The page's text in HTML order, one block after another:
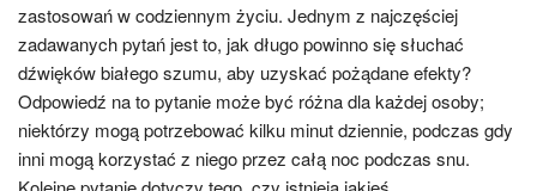
zastosowań w codziennym życiu. Jednym z najczęściej
zadawanych pytań jest to, jak długo powinno się słuchać
dźwięków białego szumu, aby uzyskać pożądane efekty?
Odpowiedź na to pytanie może być różna dla każdej osoby;
niektórzy mogą potrzebować kilku minut dziennie, podczas gdy
inni mogą korzystać z niego przez całą noc podczas snu.